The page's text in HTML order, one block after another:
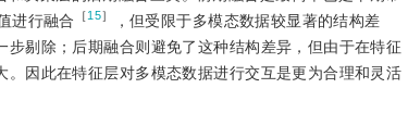
进行融合
［15］
，但受限于多模态数据较显著的结构差
剔除；后期融合则避免了这种结构差异，但由于在特征
因此在特征层对多模态数据进行交互是更为合理和灵活